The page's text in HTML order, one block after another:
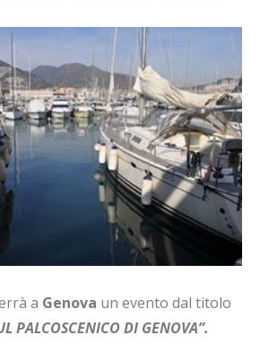
a Genova un evento dal titolo
PALCOSCENICO DI GENOVA”.